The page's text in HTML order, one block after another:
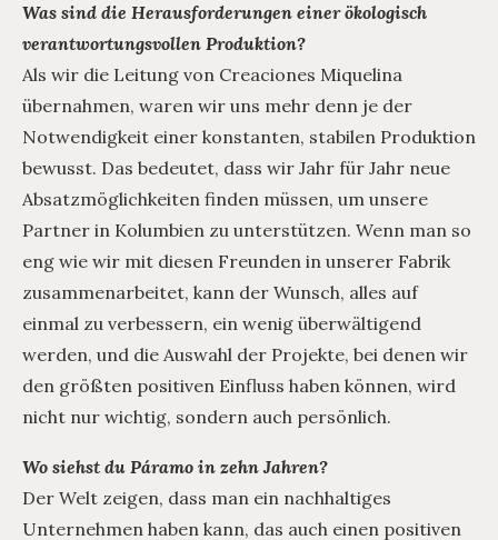
Was sind die Herausforderungen einer ökologisch
verantwortungsvollen Produktion?
Als wir die Leitung von Creaciones Miquelina
übernahmen, waren wir uns mehr denn je der
Notwendigkeit einer konstanten, stabilen Produktion
bewusst. Das bedeutet, dass wir Jahr für Jahr neue
Absatzmöglichkeiten finden müssen, um unsere
Partner in Kolumbien zu unterstützen. Wenn man so
eng wie wir mit diesen Freunden in unserer Fabrik
zusammenarbeitet, kann der Wunsch, alles auf
einmal zu verbessern, ein wenig überwältigend
werden, und die Auswahl der Projekte, bei denen wir
den größten positiven Einfluss haben können, wird
nicht nur wichtig, sondern auch persönlich.
Wo siehst du Páramo in zehn Jahren?
Der Welt zeigen, dass man ein nachhaltiges
Unternehmen haben kann, das auch einen positiven